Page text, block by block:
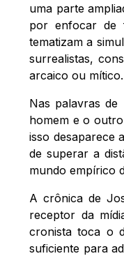
uma parte
por enfocar de
tematizam a
surrealistas,
arcaico ou mítico.
Nas palavras
homem e o
isso desaparece
de superar a
mundo empírico
A crônica de
receptor da
cronista toca o
suficiente para